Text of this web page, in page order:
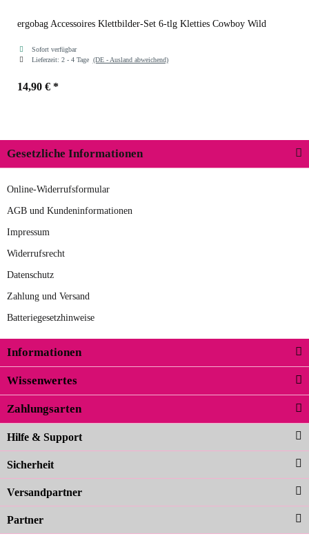
ergobag Accessoires Klettbilder-Set 6-tlg Kletties Cowboy Wild
Sofort verfügbar
Lieferzeit: 2 - 4 Tage (DE - Ausland abweichend)
14,90 € *
Gesetzliche Informationen
Online-Widerrufsformular
AGB und Kundeninformationen
Impressum
Widerrufsrecht
Datenschutz
Zahlung und Versand
Batteriegesetzhinweise
Informationen
Wissenwertes
Zahlungsarten
Hilfe & Support
Sicherheit
Versandpartner
Partner